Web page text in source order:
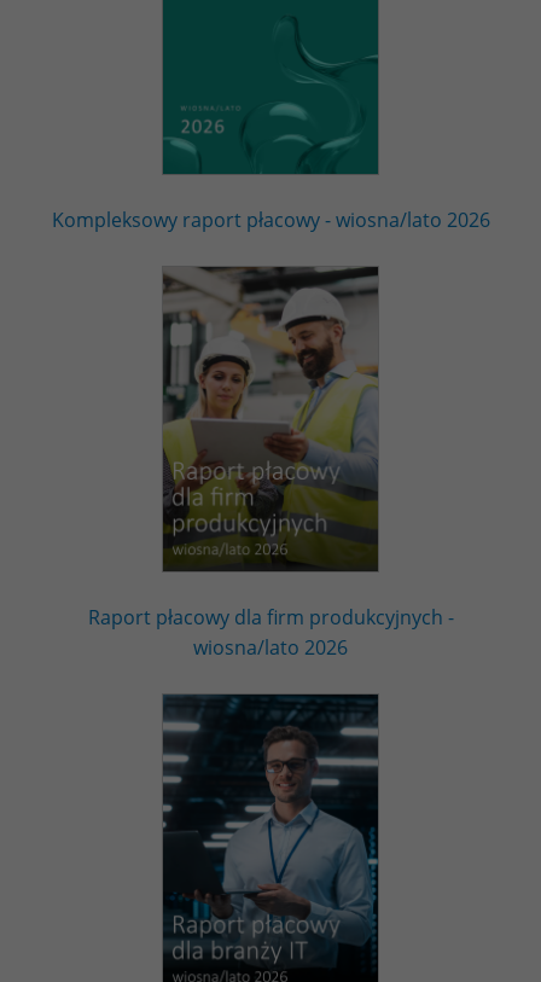
Kompleksowy raport płacowy - wiosna/lato 2026
Raport płacowy dla firm produkcyjnych -
wiosna/lato 2026